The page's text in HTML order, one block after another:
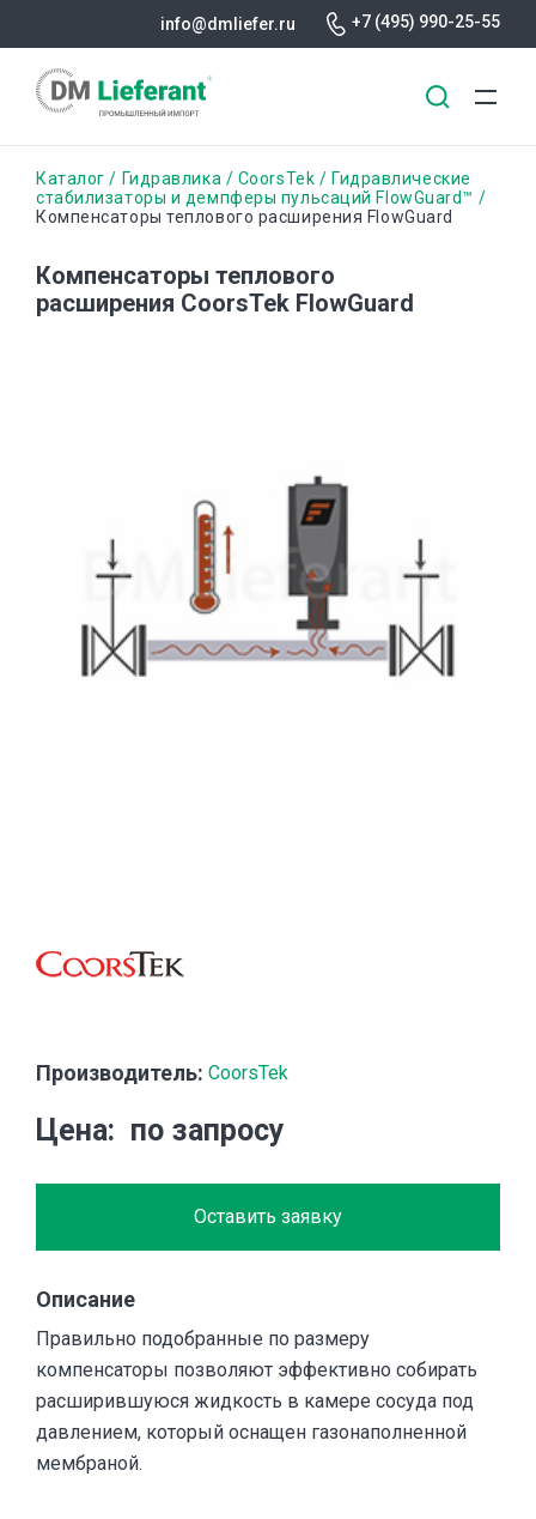
основному
info@dmliefer.ru +7 (495) 990-25-55
Строка
навигации
Каталог Гидравлика CoorsTek
Гидравлические
стабилизаторы и демпферы пульсаций FlowGuard™
Компенсаторы теплового расширения FlowGuard
Компенсаторы теплового
расширения CoorsTek FlowGuard
Производитель: CoorsTek
Цена по запросу
Оставить заявку
Описание
Правильно подобранные по размеру
компенсаторы позволяют эффективно собирать
расширившуюся жидкость в камере сосуда под
давлением, который оснащен газонаполненной
мембраной.